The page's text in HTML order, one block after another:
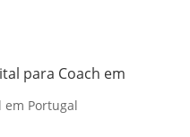
para Coach em
Portugal